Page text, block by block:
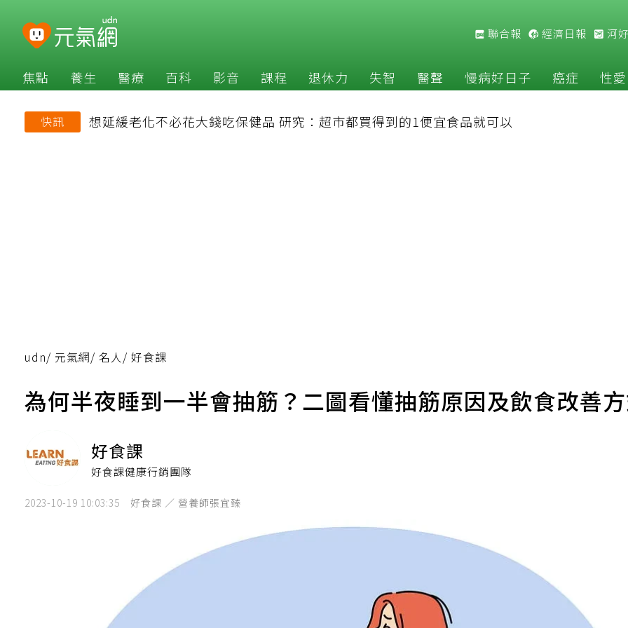
聯合報 經濟日報 河
焦點 養生 醫療 百科 影音 課程 退休力 失智 醫聲 慢病好日子 癌症 性愛
快訊 想延緩老化不必花大錢吃保健品 研究：超市都買得到的1便宜食品就可以
udn/ 元氣網/ 名人/ 好食課
為何半夜睡到一半會抽筋？二圖看懂抽筋原因及飲食改善
好食課
好食課健康行銷團隊
2023-10-19 10:03:35 好食課 ／ 營養師張宜臻